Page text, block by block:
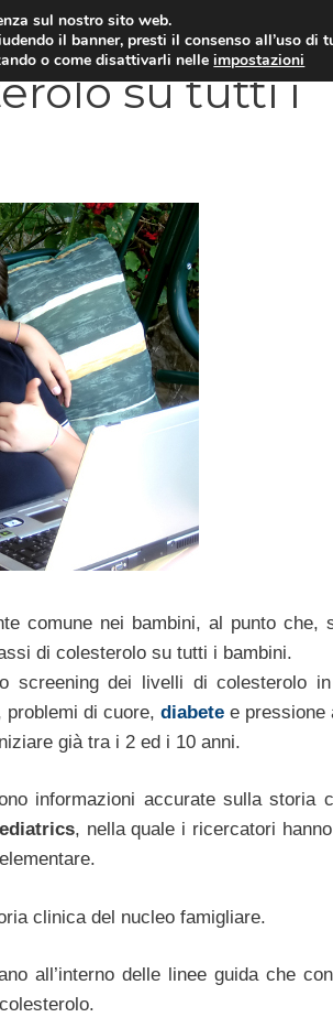
CARDIOLOGIA
su tutti i
comune nei bambini, al punto che,
di colesterolo su tutti i bambini.
screening dei livelli di colesterolo
di cuore, diabete e pressione
già tra i 2 ed i 10 anni.
informazioni accurate sulla storia
, nella quale i ricercatori
clinica del nucleo famigliare.
all’interno delle linee guida che
sul nostro sito web.
il banner, presti il consenso all’uso di
o come disattivarli nelleimpostazioni